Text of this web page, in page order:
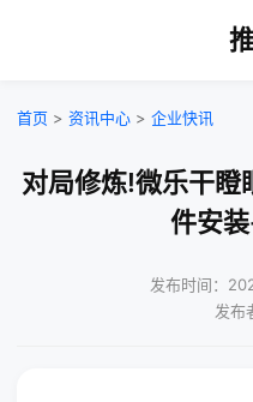
首页 > 资讯中心 > 企业快讯
对局修炼!微乐干瞪
件安
发布时间：
发布